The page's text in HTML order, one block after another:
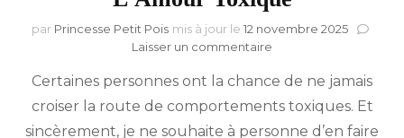
par Princesse Petit Pois mis à jour le 12 novembre 2025
Laisser un commentaire
Toxique
Certaines personnes ont la chance de ne jamais
croiser la route de comportements toxiques. Et
sincèrement, je ne souhaite à personne d’en faire